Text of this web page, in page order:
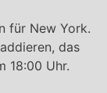
für New York.
das
18:00 Uhr.